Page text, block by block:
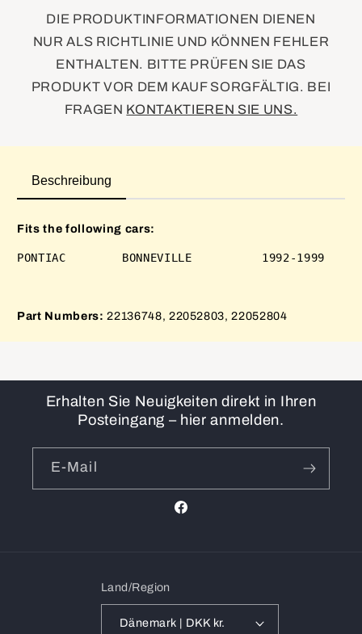
DIE PRODUKTINFORMATIONEN DIENEN
NUR ALS RICHTLINIE UND KÖNNEN FEHLER
ENTHALTEN. BITTE PRÜFEN SIE DAS
PRODUKT VOR DEM KAUF SORGFÄLTIG. BEI
FRAGEN KONTAKTIEREN SIE UNS.
Beschreibung
Fits the following cars:
Part Numbers:22136748, 22052803, 22052804
Erhalten Sie Neuigkeiten direkt in Ihren
Posteingang – hier anmelden.
E-Mail
Facebook
Land/Region
Dänemark | DKK kr.